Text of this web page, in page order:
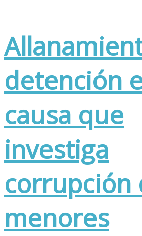
detención
causa que
investiga
corrupción
menores